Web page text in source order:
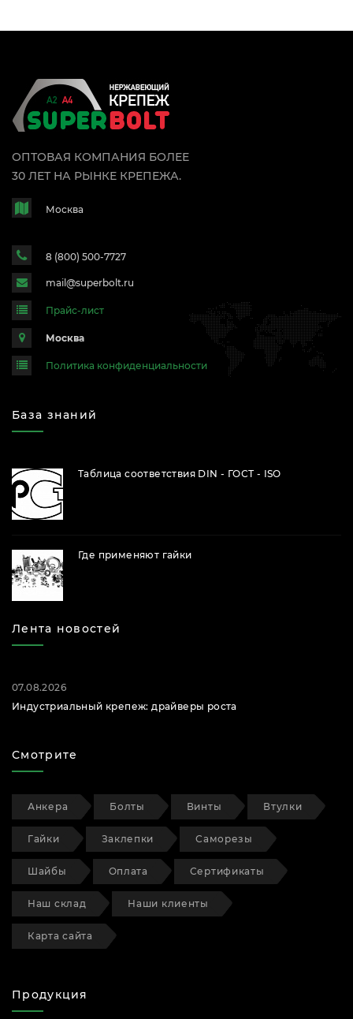
ОПТОВАЯ КОМПАНИЯ БОЛЕЕ
30 ЛЕТ НА РЫНКЕ КРЕПЕЖА.
Москва
8 (800) 500-7727
mail@superbolt.ru
Прайс-лист
Москва
Политика конфиденциальности
База знаний
Таблица соответствия DIN - ГОСТ - ISO
Где применяют гайки
Лента новостей
07.08.2026
Индустриальный крепеж: драйверы роста
Смотрите
Анкера Болты Винты Втулки
Гайки Заклепки Саморезы
Шайбы Оплата Сертификаты
Наш склад Наши клиенты
Карта сайта
Продукция